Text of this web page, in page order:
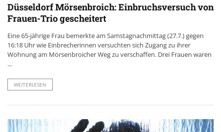
Düsseldorf Mörsenbroich: Einbruchsversuch von
Frauen-Trio gescheitert
Eine 65-jährige Frau bemerkte am Samstagnachmittag (27.7.) gegen
16:18 Uhr wie Einbrecherinnen versuchten sich Zugang zu ihrer
Wohnung am Mörsenbroicher Weg zu verschaffen. Drei Frauen waren
...
WEITERLESEN